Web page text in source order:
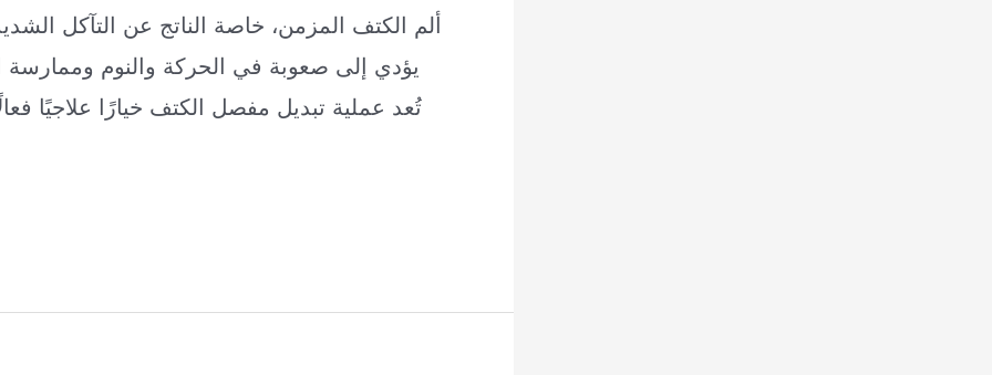
ألم الكتف المزمن، خاصة الناتج عن التآكل
يؤدي إلى صعوبة في الحركة والنوم وممارسة
تُعد عملية تبديل مفصل الكتف خيارًا علاجيًا